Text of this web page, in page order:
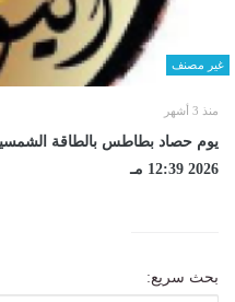
غير مصنف
منذ 3 أشهر
2026 12:39 مـ
بحث سريع: